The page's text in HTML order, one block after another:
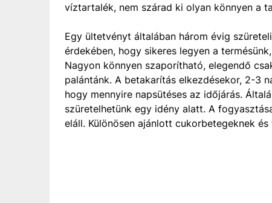
víztartalék, nem szárad ki olyan könnyen a
Egy ültetvényt általában három évig
érdekében, hogy sikeres legyen a
Nagyon könnyen szaporítható, elegendő
palántánk. A betakarítás elkezdésekor, 2-3
hogy mennyire napsütéses az időjárás.
szüretelhetünk egy idény alatt. A
eláll. Különösen ajánlott cukorbetegeknek